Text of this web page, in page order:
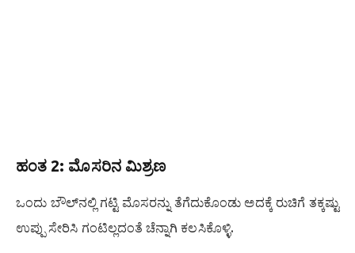
ಹಂತ 2: ಮೊಸರಿನ ಮಿಶ್ರಣ
ಒಂದು ಬೌಲ್‌ನಲ್ಲಿ ಗಟ್ಟಿ ಮೊಸರನ್ನು ತೆಗೆದುಕೊಂಡು ಅದಕ್ಕೆ ರುಚಿಗೆ ತಕ್ಕಷ್ಟು
ಉಪ್ಪು ಸೇರಿಸಿ ಗಂಟಿಲ್ಲದಂತೆ ಚೆನ್ನಾಗಿ ಕಲಸಿಕೊಳ್ಳಿ.